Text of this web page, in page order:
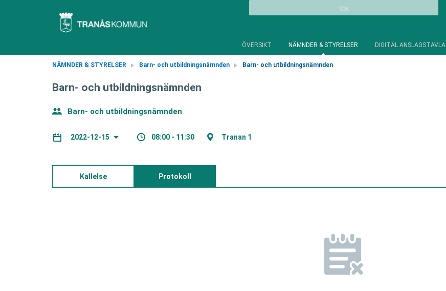
Sök
ÖVERSIKT NÄMNDER & STYRELSER DIGITAL ANSLAGSTAVLA
NÄMNDER & STYRELSER Barn- och utbildningsnämnden Barn- och utbildningsnämnden
Barn- och utbildningsnämnden
Barn- och utbildningsnämnden
2022-12-15 08:00 - 11:30 Tranan 1
Kallelse Protokoll